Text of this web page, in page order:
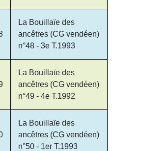
La Bouillaïe des
ancêtres (CG vendéen)
n°48 - 3e T.1993
La Bouillaïe des
ancêtres (CG vendéen)
n°49 - 4e T.1992
La Bouillaïe des
ancêtres (CG vendéen)
n°50 - 1er T.1993